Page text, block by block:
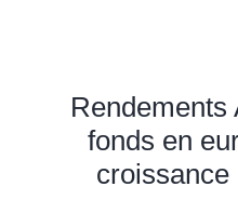
Rendements
fonds en
croissance